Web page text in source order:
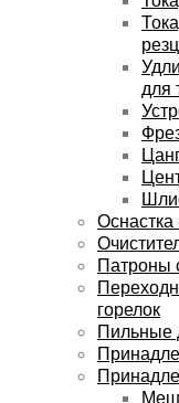
для
Патроны
горелок
Пильные